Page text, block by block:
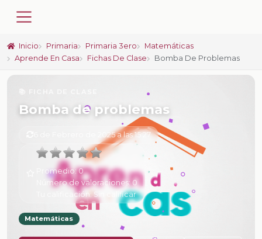
Inicio Primaria Primaria 3ero
Matemáticas
Aprende En Casa
Fichas De Clase Bomba De Problemas
Bomba de problemas
6 de Febrero de 2025 a las 15:27
Promedio:0
Número de valoraciones:0
Tu calificación:Sin calificar
Matemáticas